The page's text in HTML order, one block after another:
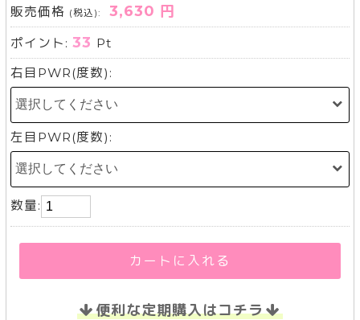
販売価格 (税込): 3,630 円
ポイント:33 Pt
右目PWR(度数):
左目PWR(度数):
数量:
カートに入れる
便利な定期購入はコチラ